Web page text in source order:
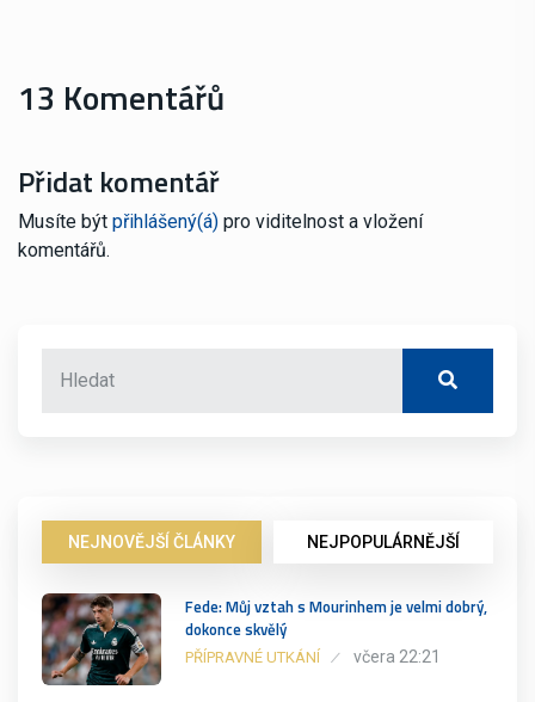
13 Komentářů
Přidat komentář
Musíte být přihlášený(á) pro viditelnost a vložení
komentářů.
NEJNOVĚJŠÍ ČLÁNKY NEJPOPULÁRNĚJŠÍ
Fede: Můj vztah s Mourinhem je velmi dobrý,
dokonce skvělý
PŘÍPRAVNÉ UTKÁNÍ včera 22:21